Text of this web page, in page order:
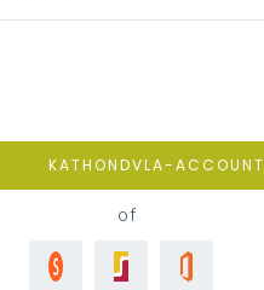
KATHONDVLA-ACCOUNT
of